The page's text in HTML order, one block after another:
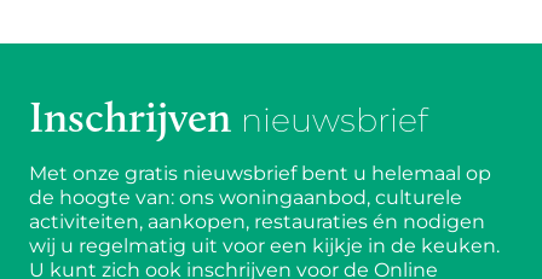
Inschrijven nieuwsbrief
Met onze gratis nieuwsbrief bent u helemaal op
de hoogte van: ons woningaanbod, culturele
activiteiten, aankopen, restauraties én nodigen
wij u regelmatig uit voor een kijkje in de keuken.
U kunt zich ook inschrijven voor de Online